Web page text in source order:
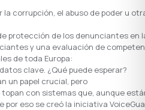
corrupción, el abuso de poder u
protección de los denunciantes
y una evaluación de
de toda Europa:
clave. ¿Qué puede esperar?
un papel crucial, pero
con sistemas que, aunque
por eso se creó la iniciativa